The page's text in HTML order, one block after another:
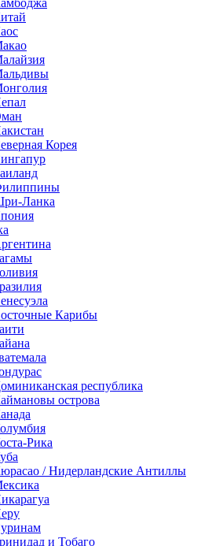
Корея
Ланка
Карибы
республика
острова
Рика
/ Нидерландские Антиллы
и Тобаго